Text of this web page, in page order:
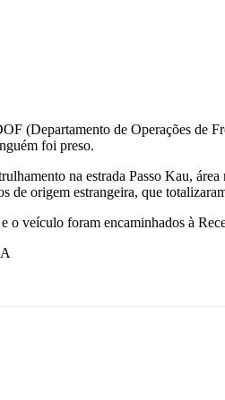
(Departamento de Operações de
foi preso.
na estrada Passo Kau,
de origem estrangeira, que
o veículo foram encaminhados à